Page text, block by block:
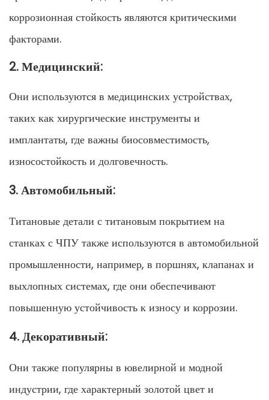
коррозионная стойкость являются критическими
факторами.
2. Медицинский:
Они используются в медицинских устройствах,
таких как хирургические инструменты и
имплантаты, где важны биосовместимость,
износостойкость и долговечность.
3. Автомобильный:
Титановые детали с титановым покрытием на
станках с ЧПУ также используются в автомобильной
промышленности, например, в поршнях, клапанах и
выхлопных системах, где они обеспечивают
повышенную устойчивость к износу и коррозии.
4. Декоративный:
Они также популярны в ювелирной и модной
индустрии, где характерный золотой цвет и